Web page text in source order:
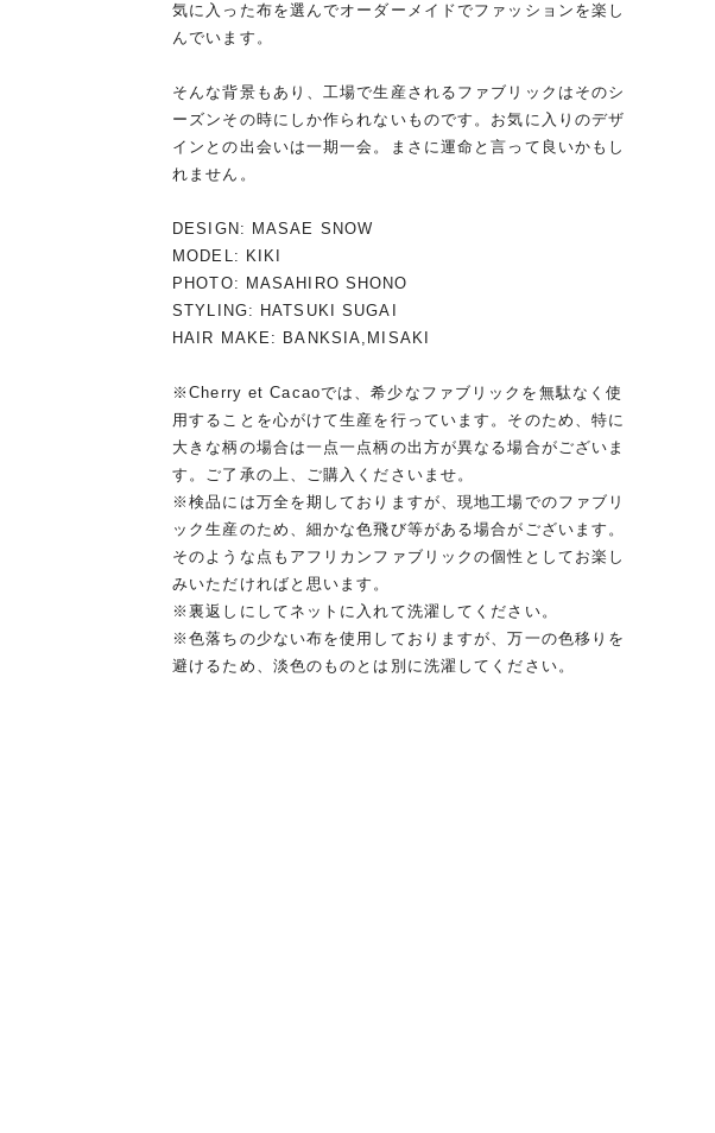
気に入った布を選んでオーダーメイドでファッションを楽し
んでいます。
そんな背景もあり、工場で生産されるファブリックはそのシ
ーズンその時にしか作られないものです。お気に入りのデザ
インとの出会いは一期一会。まさに運命と言って良いかもし
れません。
DESIGN: MASAE SNOW
MODEL: KIKI
PHOTO: MASAHIRO SHONO
STYLING: HATSUKI SUGAI
HAIR MAKE: BANKSIA,MISAKI
※Cherry et Cacaoでは、希少なファブリックを無駄なく使
用することを心がけて生産を行っています。そのため、特に
大きな柄の場合は一点一点柄の出方が異なる場合がございま
す。ご了承の上、ご購入くださいませ。
※検品には万全を期しておりますが、現地工場でのファブリ
ック生産のため、細かな色飛び等がある場合がございます。
そのような点もアフリカンファブリックの個性としてお楽し
みいただければと思います。
※裏返しにしてネットに入れて洗濯してください。
※色落ちの少ない布を使用しておりますが、万一の色移りを
避けるため、淡色のものとは別に洗濯してください。